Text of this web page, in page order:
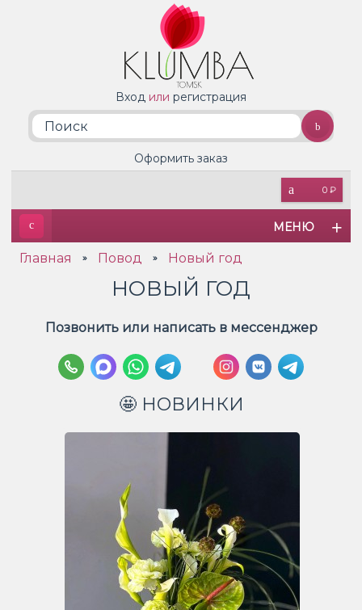
Вход или регистрация
0 ₽
Оформить заказ
МЕНЮ
Главная » Повод » Новый год
НОВЫЙ ГОД
Позвонить или написать в мессенджер
🤩 НОВИНКИ